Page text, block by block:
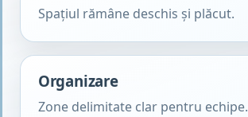
Spațiul rămâne deschis și plăcut.
Organizare
Zone delimitate clar pentru echipe.